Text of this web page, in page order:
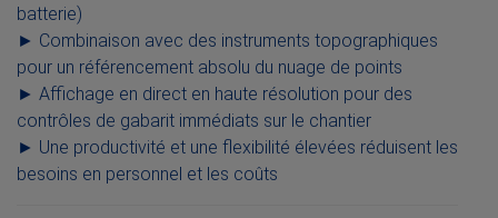
batterie)
► Combinaison avec des instruments topographiques
pour un référencement absolu du nuage de points
► Affichage en direct en haute résolution pour des
contrôles de gabarit immédiats sur le chantier
► Une productivité et une flexibilité élevées réduisent les
besoins en personnel et les coûts